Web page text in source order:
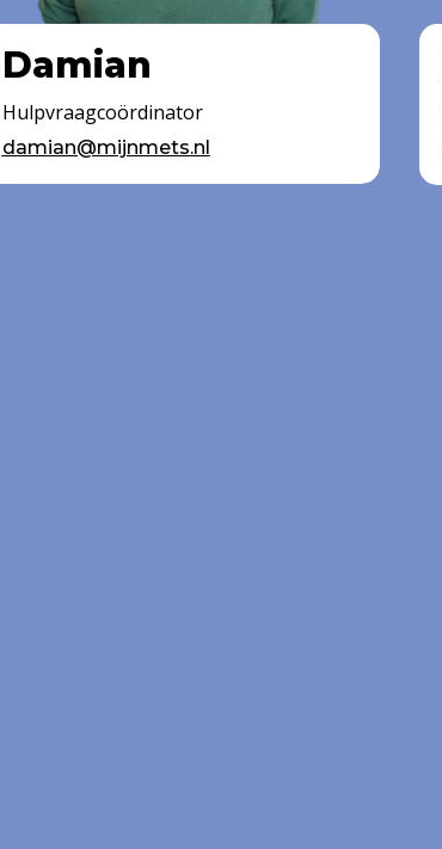
Damian
Hulpvraagcoördinator
damian@mijnmets.nl